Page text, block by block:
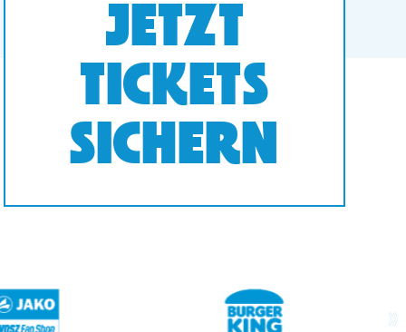
JETZT
TICKETS
SICHERN
next